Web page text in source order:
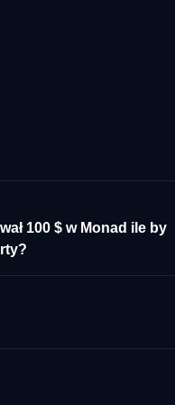
100 $ w Monad ile by